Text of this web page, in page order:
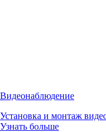
Видеонаблюдение
Установка и монтаж
Узнать больше